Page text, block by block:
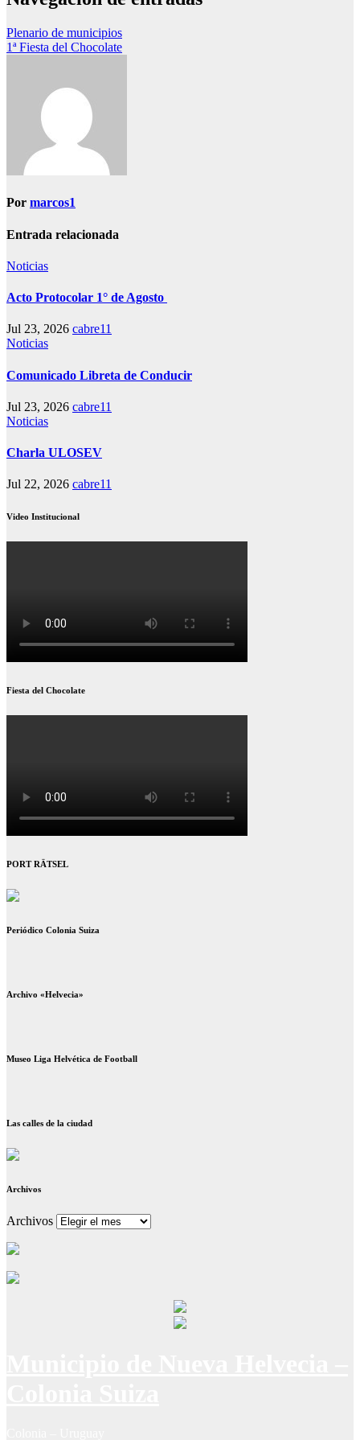
Plenario de municipios
1ª Fiesta del Chocolate
Por marcos1
Entrada relacionada
Noticias
Acto Protocolar 1° de Agosto
Jul 23, 2026 cabre11
Noticias
Comunicado Libreta de Conducir
Jul 23, 2026 cabre11
Noticias
Charla ULOSEV
Jul 22, 2026 cabre11
Video Institucional
Fiesta del Chocolate
PORT RÄTSEL
Periódico Colonia Suiza
Archivo «Helvecia»
Museo Liga Helvética de Football
Las calles de la ciudad
Archivos
Archivos